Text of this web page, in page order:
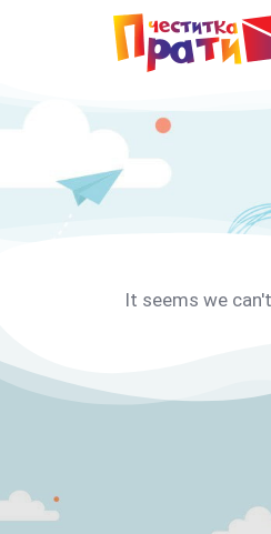
It seems we